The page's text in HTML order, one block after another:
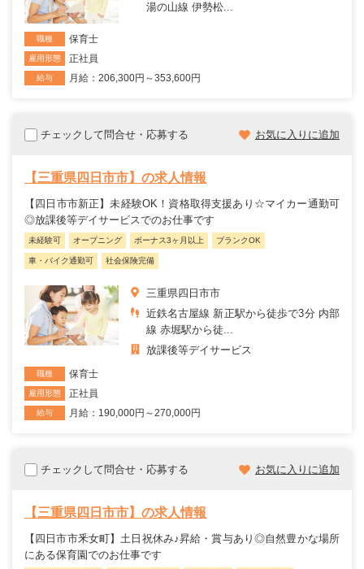
湯の山線 伊勢松...
職種 保育士
雇用形態 正社員
給与 月給：206,300円～353,600円
チェックして問合せ・応募する お気に入りに追加
【三重県四日市市】の求人情報
【四日市市新正】未経験OK！資格取得支援あり☆マイカー通勤可
◎放課後等デイサービスでのお仕事です
未経験可 オープニング ボーナス3ヶ月以上 ブランクOK
車・バイク通勤可 社会保険完備
三重県四日市市
近鉄名古屋線 新正駅から徒歩で3分 内部
線 赤堀駅から徒...
放課後等デイサービス
職種 保育士
雇用形態 正社員
給与 月給：190,000円～270,000円
チェックして問合せ・応募する お気に入りに追加
【三重県四日市市】の求人情報
【四日市市釆女町】土日祝休み♪昇給・賞与あり◎自然豊かな場所
にある保育園でのお仕事です